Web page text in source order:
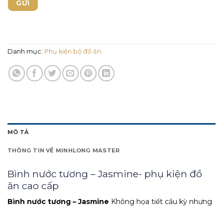
Danh mục: Phụ kiện bộ đồ ăn
MÔ TẢ
THÔNG TIN VỀ MINHLONG MASTER
Bình nước tương – Jasmine- phụ kiện đồ
ăn cao cấp
Bình nước tương – Jasmine Không họa tiết cầu kỳ nhưng